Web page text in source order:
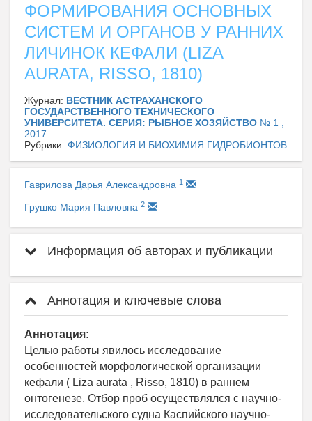
ФОРМИРОВАНИЯ ОСНОВНЫХ
СИСТЕМ И ОРГАНОВ У РАННИХ
ЛИЧИНОК КЕФАЛИ (LIZA
AURATA, RISSO, 1810)
Журнал: ВЕСТНИК АСТРАХАНСКОГО
ГОСУДАРСТВЕННОГО ТЕХНИЧЕСКОГО
УНИВЕРСИТЕТА. СЕРИЯ: РЫБНОЕ ХОЗЯЙСТВО № 1 ,
2017
Рубрики: ФИЗИОЛОГИЯ И БИОХИМИЯ ГИДРОБИОНТОВ
Гаврилова Дарья Александровна 1
Грушко Мария Павловна 2
Информация об авторах и публикации
Аннотация и ключевые слова
Аннотация:
Целью работы явилось исследование
особенностей морфологической организации
кефали ( Liza aurata , Risso, 1810) в раннем
онтогенезе. Отбор проб осуществлялся с научно-
исследовательского судна Каспийского научно-